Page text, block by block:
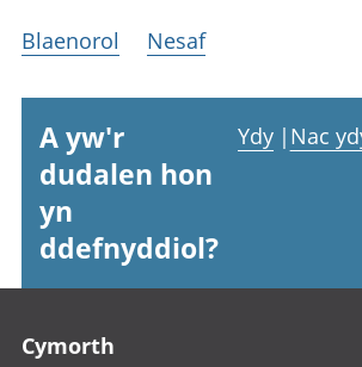
Blaenorol Nesaf
A yw'r
dudalen hon
yn
ddefnyddiol?
Ydy | Nac
Cymorth